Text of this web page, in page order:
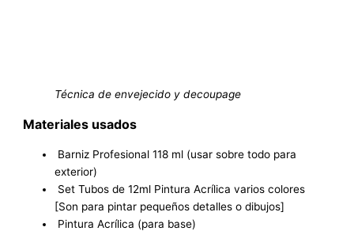
Técnica de envejecido y decoupage
Materiales usados
Barniz Profesional 118 ml (usar sobre todo para
exterior)
Set Tubos de 12ml Pintura Acrílica varios colores
[Son para pintar pequeños detalles o dibujos]
Pintura Acrílica (para base)